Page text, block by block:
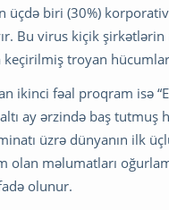
üçdə biri (30%)
Bu virus kiçik
troyan
ikinci fəal proqram isə
ay ərzində baş tutmuş
üzrə dünyanın ilk
olan məlumatları
olunur.